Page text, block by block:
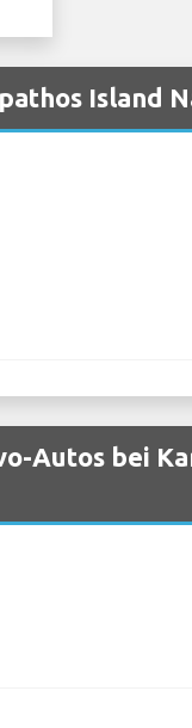
Island
Autos bei